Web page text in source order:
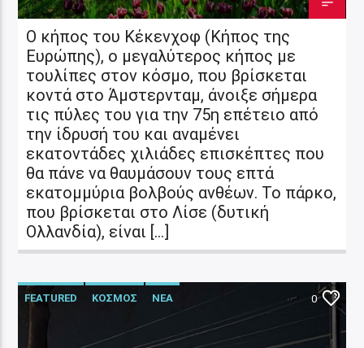
Ο κήπος του Κέκενχοφ (Κήπος της
Ευρώπης), ο μεγαλύτερος κήπος με
τουλίπες στον κόσμο, που βρίσκεται
κοντά στο Άμστερνταμ, άνοιξε σήμερα
τις πύλες του για την 75η επέτειο από
την ίδρυσή του και αναμένει
εκατοντάδες χιλιάδες επισκέπτες που
θα πάνε να θαυμάσουν τους επτά
εκατομμύρια βολβούς ανθέων. Το πάρκο,
που βρίσκεται στο Λίσε (δυτική
Ολλανδία), είναι […]
FEATURED ΚΟΣΜΟΣ ΝΕΑ 0